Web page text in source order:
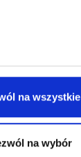
na wszystkie
na wybór
blog